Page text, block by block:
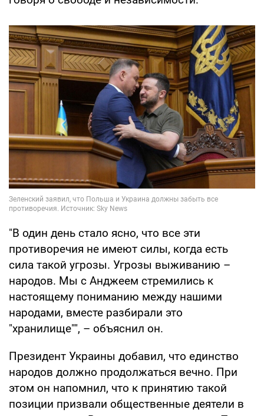
"В один день стало ясно, что все эти
противоречия не имеют силы, когда есть
сила такой угрозы. Угрозы выживанию –
народов. Мы с Анджеем стремились к
настоящему пониманию между нашими
народами, вместе разбирали это
"хранилище"", – объяснил он.
Президент Украины добавил, что единство
народов должно продолжаться вечно. При
этом он напомнил, что к принятию такой
позиции призвали общественные деятели в